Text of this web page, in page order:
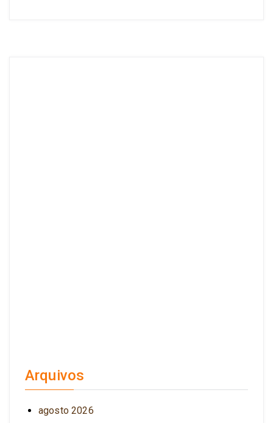
Arquivos
agosto 2026